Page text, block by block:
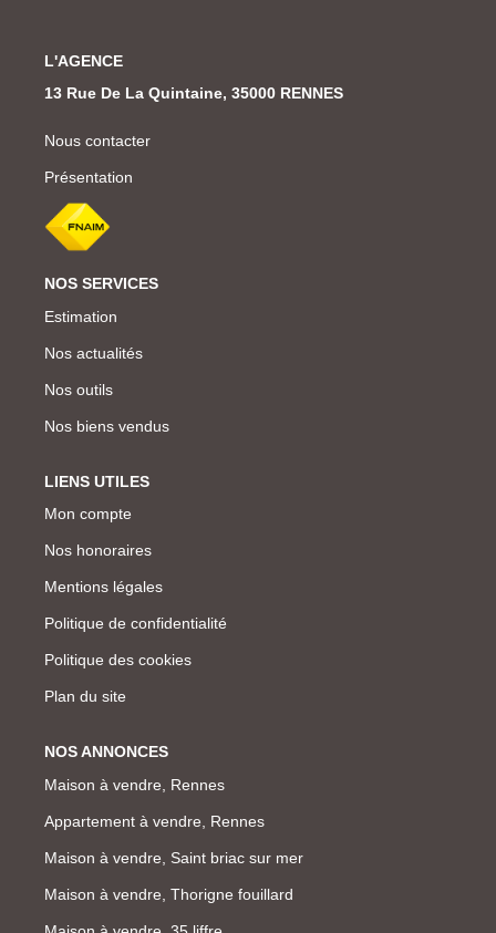
L'AGENCE
13 Rue De La Quintaine, 35000 RENNES
Nous contacter
Présentation
NOS SERVICES
Estimation
Nos actualités
Nos outils
Nos biens vendus
LIENS UTILES
Mon compte
Nos honoraires
Mentions légales
Politique de confidentialité
Politique des cookies
Plan du site
NOS ANNONCES
Maison à vendre, Rennes
Appartement à vendre, Rennes
Maison à vendre, Saint briac sur mer
Maison à vendre, Thorigne fouillard